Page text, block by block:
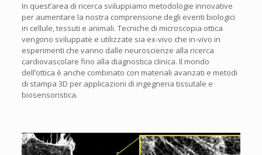
In quest’area di ricerca sviluppiamo metodologie innovative
per aumentare la nostra comprensione degli eventi biologici
in cellule, tessuti e animali. Tecniche di microscopia ottica
vengono sviluppate e utilizzate sia ex-vivo che in-vivo in
esperimenti che vanno dalle neuroscienze alla ricerca
cardiovascolare fino alla diagnostica clinica. Il mondo
dell’ottica è anche combinato con materiali avanzati e metodi
di stampa 3D per applicazioni di ingegneria tissutale e
biosensoristica.